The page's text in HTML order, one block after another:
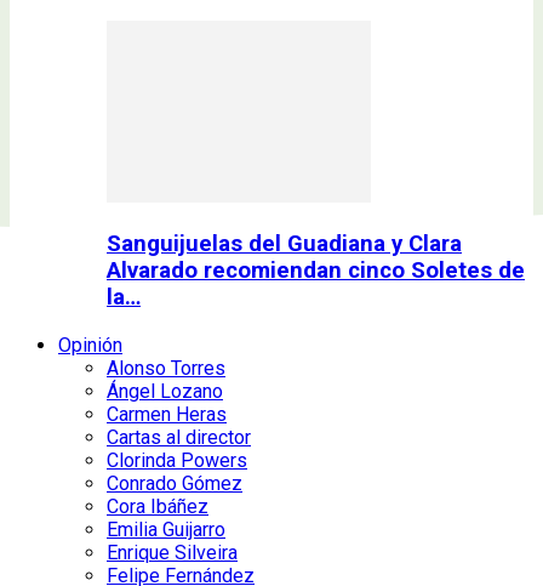
Sanguijuelas del Guadiana y Clara
Alvarado recomiendan cinco Soletes de
la…
Opinión
Alonso Torres
Ángel Lozano
Carmen Heras
Cartas al director
Clorinda Powers
Conrado Gómez
Cora Ibáñez
Emilia Guijarro
Enrique Silveira
Felipe Fernández